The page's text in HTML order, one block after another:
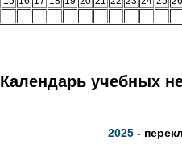
Календарь учебных
2025 -